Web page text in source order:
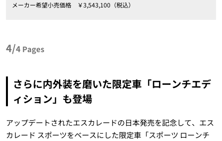
メーカー希望小売価格 ￥3,543,100（税込）
4/4 Pages
さらに内外装を磨いた限定車「ローンチエデ
ィション」も登場
アップデートされたエスカレードの日本発売を記念して、エス
カレード スポーツをベースにした限定車「スポーツ ローンチ